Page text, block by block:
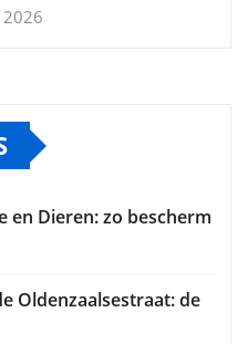
en Dieren: zo bescherm
Oldenzaalsestraat: de